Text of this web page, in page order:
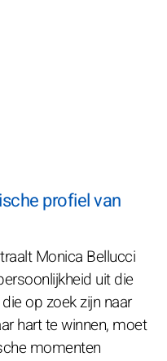
profiel van
Monica Bellucci
uit die
op zoek zijn naar
hart te winnen, moet
momenten